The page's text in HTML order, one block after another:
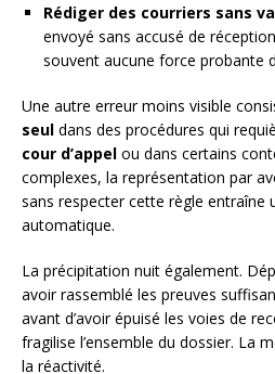
Rédiger des courriers sans
envoyé sans accusé de
souvent aucune force probante
Une autre erreur moins visible
seul dans des procédures qui
cour d’appel ou dans certains
complexes, la représentation par
sans respecter cette règle entraîne
automatique.
La précipitation nuit également.
avoir rassemblé les preuves
avant d’avoir épuisé les voies de
fragilise l’ensemble du dossier. La
la réactivité.